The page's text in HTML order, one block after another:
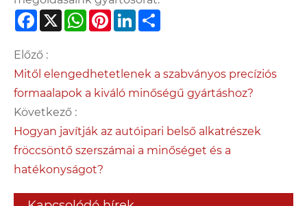
Facebook
X WhatsApp
Pinterest
LinkedIn
Előző :
Mitől elengedhetetlenek a szabványos precíziós
formaalapok a kiváló minőségű gyártáshoz?
Következő :
Hogyan javítják az autóipari belső alkatrészek
fröccsöntő szerszámai a minőséget és a
hatékonyságot?